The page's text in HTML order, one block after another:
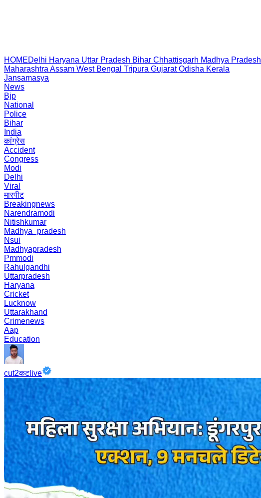
HOMEDelhi Haryana Uttar Pradesh Bihar Chhattisgarh Madhya Pradesh
Maharashtra Assam West Bengal Tripura Gujarat Odisha Kerala
Jansamasya
News
Bjp
National
Police
Bihar
India
कांग्रेस
Accident
Congress
Modi
Delhi
Viral
मारपीट
Breakingnews
Narendramodi
Nitishkumar
Madhya_pradesh
Nsui
Madhyapradesh
Pmmodi
Rahulgandhi
Uttarpradesh
Haryana
Cricket
Lucknow
Uttarakhand
Crimenews
Aap
Education
cut2कटlive